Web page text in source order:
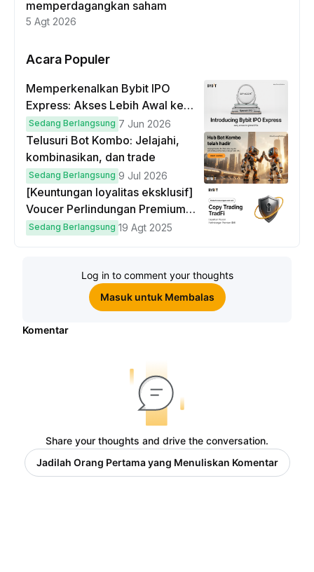
memperdagangkan saham
5 Agt 2026
Acara Populer
Memperkenalkan Bybit IPO
Express: Akses Lebih Awal ke
IPO Global!
Sedang Berlangsung 7 Jun 2026
Telusuri Bot Kombo: Jelajahi,
kombinasikan, dan trade
Sedang Berlangsung 9 Jul 2026
[Keuntungan loyalitas eksklusif]
Voucer Perlindungan Premium
hingga $50
Sedang Berlangsung 19 Agt 2025
Log in to comment your thoughts
Masuk untuk Membalas
Komentar
Share your thoughts and drive the conversation.
Jadilah Orang Pertama yang Menuliskan Komentar